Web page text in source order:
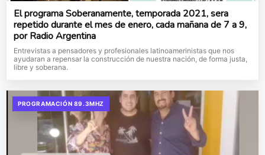
El programa Soberanamente, temporada 2021, sera
repetido durante el mes de enero, cada mañana de 7 a 9,
por Radio Argentina
Entrevistas a pensadores y profesionales latinoamerinistas que nos
ayudaran a repensar la construcción de nuestra nación, de forma justa,
libre y soberana.
PROGRAMACIÓN 89.3MHZ